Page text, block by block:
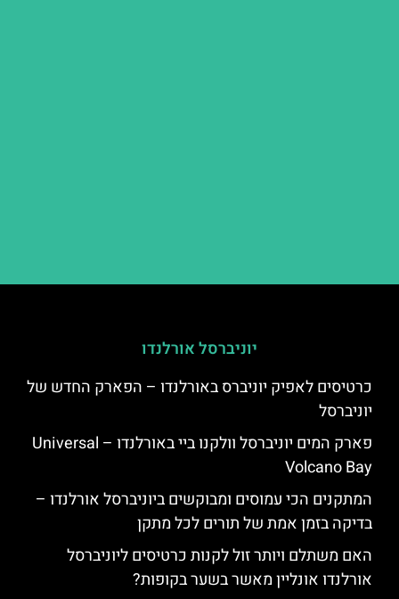
יוניברסל אורלנדו
כרטיסים לאפיק יוניברס באורלנדו – הפארק החדש של
יוניברסל
פארק המים יוניברסל וולקנו ביי באורלנדו – Universal
Volcano Bay
המתקנים הכי עמוסים ומבוקשים ביוניברסל אורלנדו –
בדיקה בזמן אמת של תורים לכל מתקן
האם משתלם ויותר זול לקנות כרטיסים ליוניברסל
אורלנדו אונליין מאשר בשער בקופות?